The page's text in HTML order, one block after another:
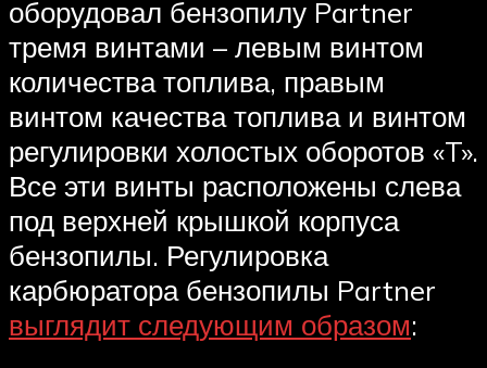
оборудовал бензопилу Partner
тремя винтами – левым винтом
количества топлива, правым
винтом качества топлива и винтом
регулировки холостых оборотов «T».
Все эти винты расположены слева
под верхней крышкой корпуса
бензопилы. Регулировка
карбюратора бензопилы Partner
выглядит следующим образом: